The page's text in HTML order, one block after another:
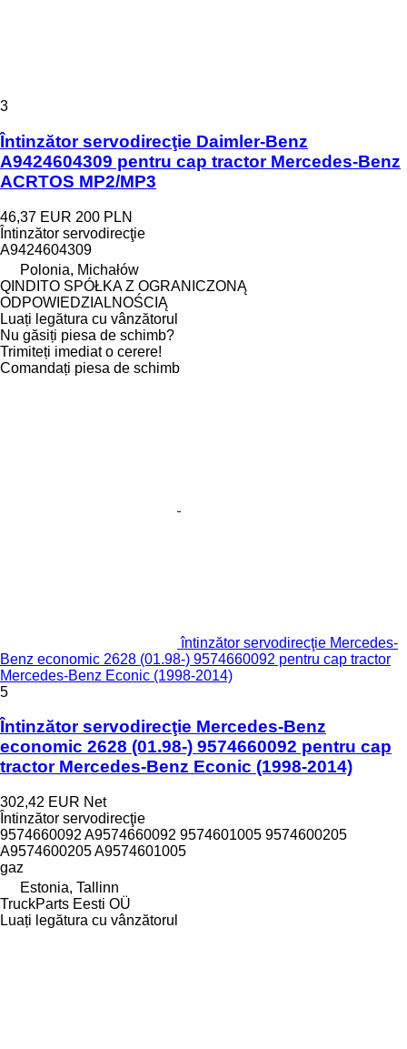
3
Întinzător servodirecţie Daimler-Benz
A9424604309 pentru cap tractor Mercedes-Benz
ACRTOS MP2/MP3
46,37 EUR 200 PLN
Întinzător servodirecţie
A9424604309
Polonia, Michałów
QINDITO SPÓŁKA Z OGRANICZONĄ
ODPOWIEDZIALNOŚCIĄ
Luați legătura cu vânzătorul
Nu găsiți piesa de schimb?
Trimiteți imediat o cerere!
Comandați piesa de schimb
întinzător servodirecţie Mercedes-
Benz economic 2628 (01.98-) 9574660092 pentru cap tractor
Mercedes-Benz Econic (1998-2014)
5
Întinzător servodirecţie Mercedes-Benz
economic 2628 (01.98-) 9574660092 pentru cap
tractor Mercedes-Benz Econic (1998-2014)
302,42 EUR Net
Întinzător servodirecţie
9574660092 A9574660092 9574601005 9574600205
A9574600205 A9574601005
gaz
Estonia, Tallinn
TruckParts Eesti OÜ
Luați legătura cu vânzătorul